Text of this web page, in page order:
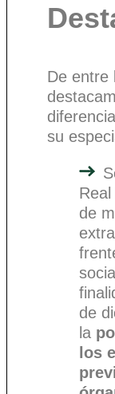
De entre
su
de
de
la
los